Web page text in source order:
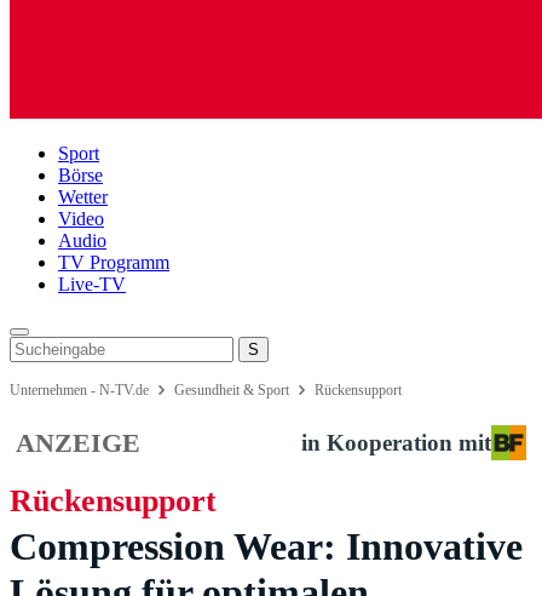
Sport
Börse
Wetter
Video
Audio
TV Programm
Live-TV
Unternehmen - N-TV.de Gesundheit & Sport Rückensupport
ANZEIGE in Kooperation mit
Rückensupport
Compression Wear: Innovative